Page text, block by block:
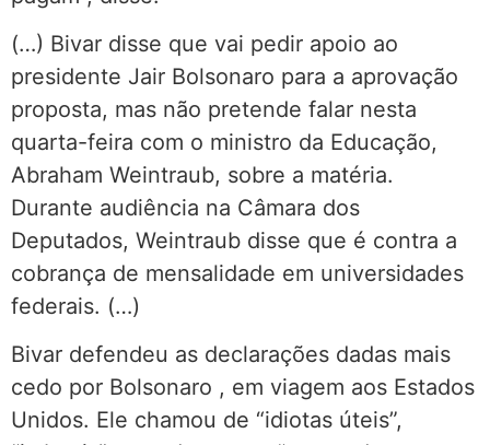
(…) Bivar disse que vai pedir apoio ao
presidente Jair Bolsonaro para a aprovação
proposta, mas não pretende falar nesta
quarta-feira com o ministro da Educação,
Abraham Weintraub, sobre a matéria.
Durante audiência na Câmara dos
Deputados, Weintraub disse que é contra a
cobrança de mensalidade em universidades
federais. (…)
Bivar defendeu as declarações dadas mais
cedo por Bolsonaro , em viagem aos Estados
Unidos. Ele chamou de “idiotas úteis”,